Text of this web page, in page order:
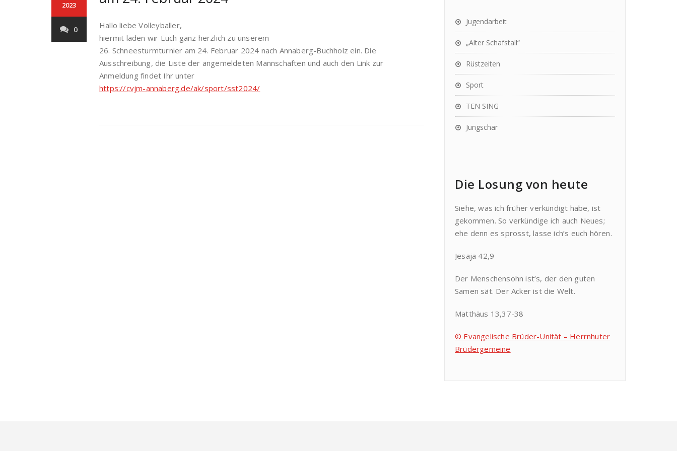
2023
0
Hallo liebe Volleyballer,
hiermit laden wir Euch ganz herzlich zu unserem
26. Schneesturmturnier am 24. Februar 2024 nach Annaberg-Buchholz ein. Die
Ausschreibung, die Liste der angemeldeten Mannschaften und auch den Link zur
Anmeldung findet Ihr unter
https://cvjm-annaberg.de/ak/sport/sst2024/
Jugendarbeit
„Alter Schafstall“
Rüstzeiten
Sport
TEN SING
Jungschar
Die Losung von heute
Siehe, was ich früher verkündigt habe, ist
gekommen. So verkündige ich auch Neues;
ehe denn es sprosst, lasse ich’s euch hören.
Jesaja 42,9
Der Menschensohn ist’s, der den guten
Samen sät. Der Acker ist die Welt.
Matthäus 13,37-38
© Evangelische Brüder-Unität – Herrnhuter
Brüdergemeine